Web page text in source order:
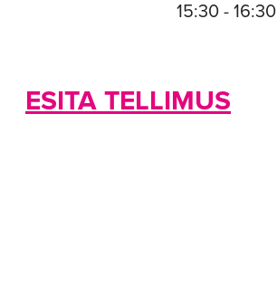
15:30 - 16:30
ESITA TELLIMUS